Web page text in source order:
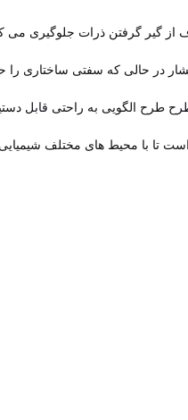
گیر گرفتن ذرات جلوگیری می
در حالی که سفتی ساختاری را
طرح الگویی به راحتی قابل
تا با محیط های مختلف